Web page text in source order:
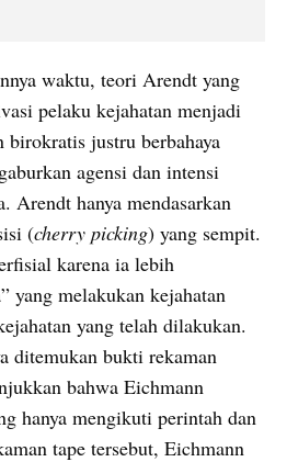
waktu, teori Arendt yang
pelaku kejahatan menjadi
birokratis justru berbahaya
agensi dan intensi
Arendt hanya mendasarkan
(cherry picking) yang sempit.
karena ia lebih
yang melakukan kejahatan
yang telah dilakukan.
ditemukan bukti rekaman
bahwa Eichmann
hanya mengikuti perintah dan
tape tersebut, Eichmann